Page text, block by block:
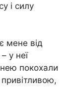
і силу
мене від
у неї
покохали